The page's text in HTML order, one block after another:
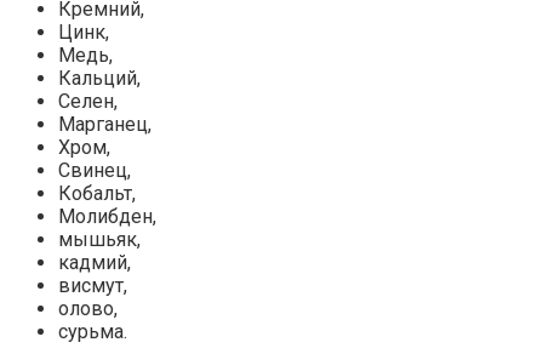
Кремний,
Цинк,
Медь,
Кальций,
Селен,
Марганец,
Хром,
Свинец,
Кобальт,
Молибден,
мышьяк,
кадмий,
висмут,
олово,
сурьма.